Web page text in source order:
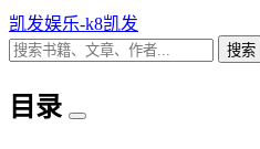
凯发娱乐-k8凯发
搜索
目录